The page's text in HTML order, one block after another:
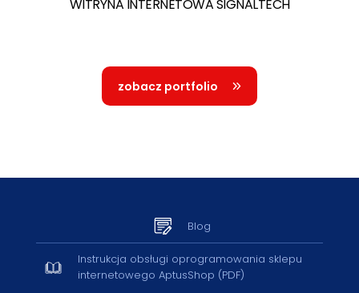
WITRYNA INTERNETOWA SIGNALTECH
zobacz portfolio
Blog
Instrukcja obsługi oprogramowania sklepu
internetowego AptusShop (PDF)